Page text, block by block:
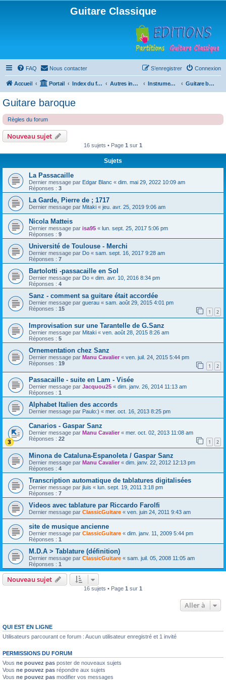
Guitare Classique
FAQ Nous contacter Connexion
S’enregistrer
Accueil Portail Index du forum Autres instruments à cordes pincées, ou styles Instruments anciens Guitare baroque
Guitare baroque
Règles du forum
Nouveau sujet
16 sujets • Page 1 sur 1
Sujets
La Passacaille
Dernier message par Edgar Blanc « dim. mai 29, 2022 10:09 am
Réponses : 3
La Garde, Pierre de ; 1717
Dernier message par Mitaki « jeu. avr. 25, 2019 9:06 am
Nicola Matteis
Dernier message par isa95 « lun. sept. 25, 2017 5:06 pm
Réponses : 9
Université de Toulouse - Merchi
Dernier message par Do « sam. sept. 16, 2017 9:28 am
Réponses : 7
Bartolotti -passacaille en Sol
Dernier message par Do « dim. avr. 10, 2016 8:34 pm
Réponses : 4
Sanz - comment sa guitare était accordée
Dernier message par guerau « sam. août 29, 2015 4:01 pm
Réponses : 15 1 2
Improvisation sur une Tarantelle de G.Sanz
Dernier message par Mitaki « ven. août 28, 2015 8:26 am
Réponses : 5
Ornementation chez Sanz
Dernier message par Manu Cavalier « ven. juil. 24, 2015 5:44 pm
Réponses : 19 1 2
Passacaille - suite en Lam - Visée
Dernier message par Jacquou25 « dim. janv. 26, 2014 11:13 am
Réponses : 1
Alphabet Italien des accords
Dernier message par Paulo:) « mer. oct. 16, 2013 8:25 pm
Canarios - Gaspar Sanz
Dernier message par Manu Cavalier « mer. oct. 02, 2013 11:08 am
Réponses : 22 1 2
Minona de Cataluna-Espanoleta / Gaspar Sanz
Dernier message par Manu Cavalier « dim. janv. 22, 2012 12:13 pm
Réponses : 4
Transcription automatique de tablatures digitalisées
Dernier message par jluis « lun. sept. 19, 2011 3:18 pm
Réponses : 7
Videos avec tablature par Riccardo Farolfi
Dernier message par ClassicGuitare « ven. juin 24, 2011 9:43 am
site de musique ancienne
Dernier message par ClassicGuitare « dim. janv. 11, 2009 5:44 pm
Réponses : 1
M.D.A > Tablature (définition)
Dernier message par ClassicGuitare « sam. juil. 05, 2008 11:05 am
Réponses : 1
Nouveau sujet
16 sujets • Page 1 sur 1
Aller à
QUI EST EN LIGNE
Utilisateurs parcourant ce forum : Aucun utilisateur enregistré et 1 invité
PERMISSIONS DU FORUM
Vous ne pouvez pas poster de nouveaux sujets
Vous ne pouvez pas répondre aux sujets
Vous ne pouvez pas modifier vos messages